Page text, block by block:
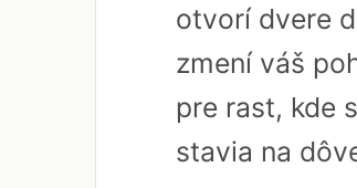
otvorí dvere
zmení váš
pre rast, kde
stavia na